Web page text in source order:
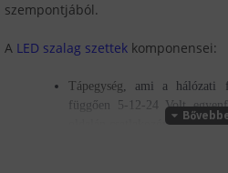
szempontjából.
A LED szalag szettek komponensei:
Tápegység, ami a hálózati
függően 5-12-24 Volt
oldalán csatlakozóval vagy